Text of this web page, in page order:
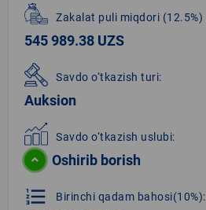
Zakalat puli miqdori (12.5%)
545 989.38 UZS
Savdo o‘tkazish turi:
Auksion
Savdo o‘tkazish uslubi:
Oshirib borish
format_list_numbered Birinchi qadam bahosi(10%):